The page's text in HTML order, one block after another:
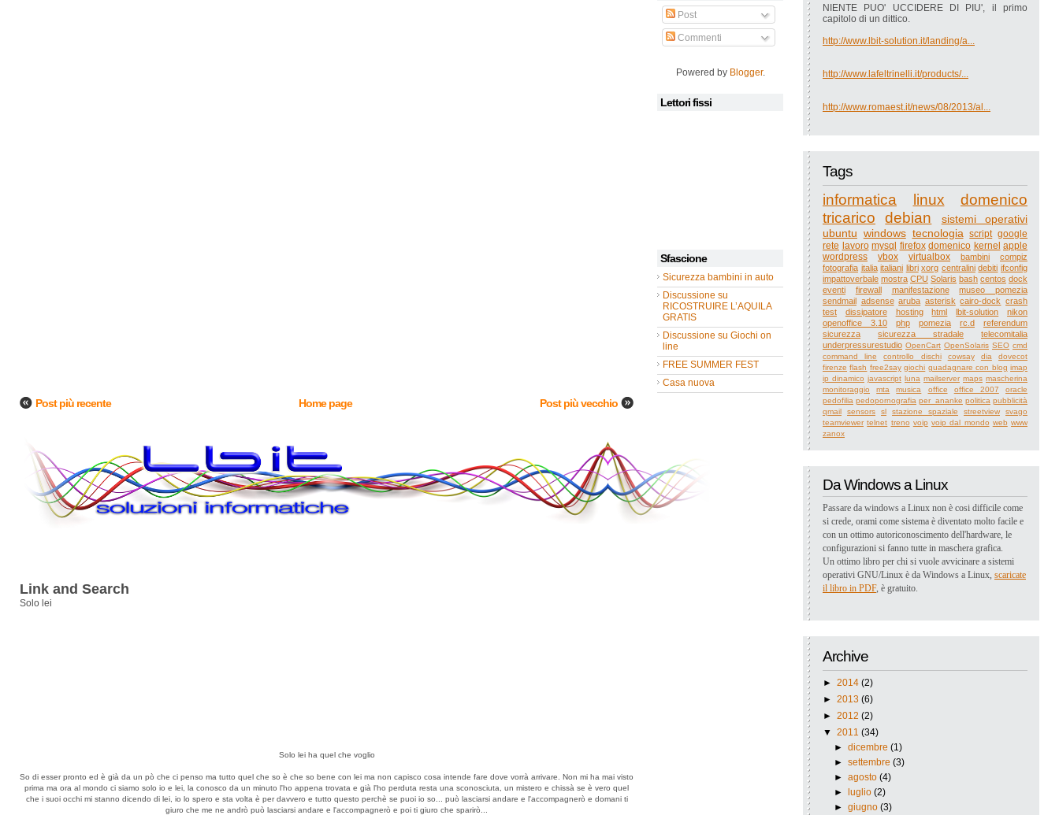
Post
Commenti
Powered by Blogger.
Lettori fissi
Sfascione
Sicurezza bambini in auto
Discussione su
RICOSTRUIRE L’AQUILA
GRATIS
Discussione su Giochi on
line
FREE SUMMER FEST
Casa nuova
NIENTE PUO' UCCIDERE DI PIU', il primo
capitolo di un dittico.
http://www.lbit-solution.it/landing/a...
http://www.lafeltrinelli.it/products/...
http://www.romaest.it/news/08/2013/al...
Tags
informatica
linux
domenico
tricarico
debian
sistemi operativi
ubuntu windows tecnologia script google
rete lavoro mysql firefox domenico kernel apple
wordpress
vbox virtualbox bambini
compiz
fotografia italia italiani libri xorg centralini debiti ifconfig
impattoverbale mostra CPU Solaris bash centos dock
eventi
firewall manifestazione
museo pomezia
sendmail adsense aruba asterisk cairo-dock crash
test
dissipatore hosting html lbit-solution
nikon
openoffice 3.10
php pomezia rc.d
referendum
sicurezza
sicurezza stradale
telecomitalia
underpressurestudio OpenCart OpenSolaris SEO cmd
command line
controllo dischi cowsay dia
dovecot
firenze flash free2say giochi guadagnare con blog imap
ip dinamico javascript luna mailserver maps mascherina
monitoraggio
mta musica office office 2007
oracle
pedofilia pedopornografia per_ananke politica pubblicità
qmail
sensors sl stazione spaziale streetview
svago
teamviewer telnet treno voip voip dal mondo web www
zanox
Da Windows a Linux
Passare da windows a Linux non è cosi difficile come
si crede, orami come sistema è diventato molto facile e
con un ottimo autoriconoscimento dell'hardware, le
configurazioni si fanno tutte in maschera grafica.
Un ottimo libro per chi si vuole avvicinare a sistemi
operativi GNU/Linux è da Windows a Linux, scaricate
il libro in PDF, è gratuito.
Archive
► 2014 (2)
► 2013 (6)
► 2012 (2)
▼ 2011 (34)
►dicembre (1)
►settembre (3)
►agosto (4)
►
luglio (2)
►giugno (3)
Post più recente Post più vecchio
Home page
Link and Search
Solo lei
Solo lei ha quel che voglio
So di esser pronto ed è già da un pò che ci penso ma tutto quel che so è che so bene con lei ma non capisco cosa intende fare dove vorrà arrivare. Non mi ha mai visto
prima ma ora al mondo ci siamo solo io e lei, la conosco da un minuto l'ho appena trovata e già l'ho perduta resta una sconosciuta, un mistero e chissà se è vero quel
che i suoi occhi mi stanno dicendo di lei, io lo spero e sta volta è per davvero e tutto questo perchè se puoi io so... può lasciarsi andare e l'accompagnerò e domani ti
giuro che me ne andrò può lasciarsi andare e l'accompagnerò e poi ti giuro che sparirò...